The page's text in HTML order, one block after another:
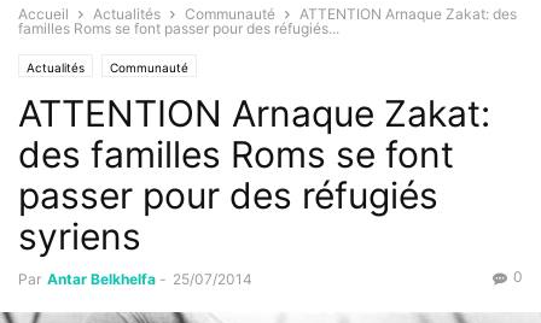
Accueil Actualités Communauté
ATTENTION Arnaque Zakat: des
familles Roms se font passer pour des réfugiés...
Actualités Communauté
ATTENTION Arnaque Zakat:
des familles Roms se font
passer pour des réfugiés
syriens
Par Antar Belkhelfa - 25/07/2014 0